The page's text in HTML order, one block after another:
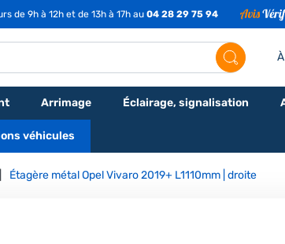
de 9h à 12h et de 13h à 17h au 04 28 29 75 94
Arrimage Éclairage, signalisation
véhicules
Étagère métal Opel Vivaro 2019+ L1110mm | droite